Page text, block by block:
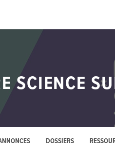
SCIENCE
DOSSIERS